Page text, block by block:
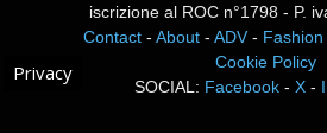
iscrizione al ROC n°1798 - P.
Contact -About -ADV -
Cookie Policy
SOCIAL: Facebook -X -
Privacy